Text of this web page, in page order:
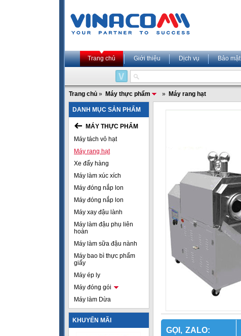
Trang chủ Giới thiệu Dịch vụ Bảo mật
Trang chủ » Máy thực phẩm » Máy rang hạt
DANH MỤC SẢN PHẨM
MÁY THỰC PHẨM
Máy tách vỏ hạt
Máy rang hạt
Xe đẩy hàng
Máy làm xúc xích
Máy đóng nắp lon
Máy đóng nắp lon
Máy xay đậu lành
Máy làm đậu phụ liên
hoàn
Máy làm sữa đậu nành
Máy bao bì thực phẩm
giấy
Máy ép ly
Máy đóng gói
Máy làm Dừa
KHUYẾN MÃI
GỌI, ZALO: